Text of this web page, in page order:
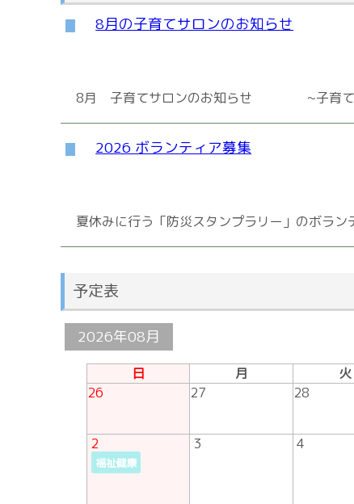
8月の子育てサロンのお知らせ
8月 子育てサロンのお知らせ ~子育て中の
2026 ボランティア募集
夏休みに行う「防災スタンプラリー」のボラ
予定表
2026年08月
日 月 火
26
27 28
2
福祉健康
3 4